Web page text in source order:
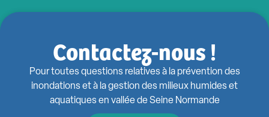
Contactez-nous !
Pour toutes questions relatives à la prévention des
inondations et à la gestion des milieux humides et
aquatiques en vallée de Seine Normande